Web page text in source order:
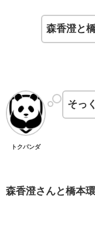
森香澄と
トクパンダ
そっ
森香澄さんと橋本